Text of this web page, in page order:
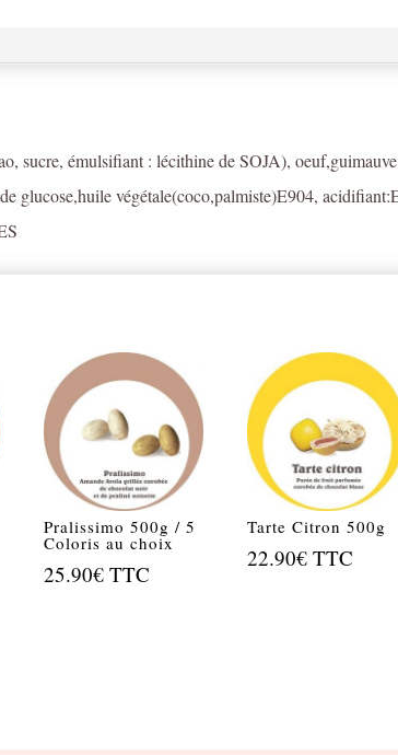
sucre, émulsifiant : lécithine de SOJA),
glucose,huile végétale(coco,palmiste)E904,
Pralissimo 500g / 5
Coloris au choix
25.90€ TTC
Tarte Citron 500g
22.90€ TTC